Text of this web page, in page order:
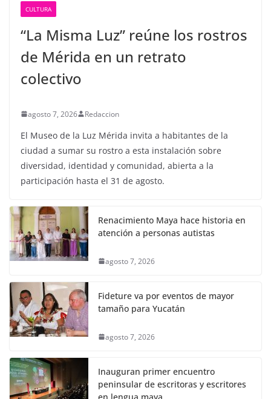
CULTURA
“La Misma Luz” reúne los rostros
de Mérida en un retrato
colectivo
agosto 7, 2026 Redaccion
El Museo de la Luz Mérida invita a habitantes de la
ciudad a sumar su rostro a esta instalación sobre
diversidad, identidad y comunidad, abierta a la
participación hasta el 31 de agosto.
Renacimiento Maya hace historia en
atención a personas autistas
agosto 7, 2026
Fideture va por eventos de mayor
tamaño para Yucatán
agosto 7, 2026
Inauguran primer encuentro
peninsular de escritoras y escritores
en lengua maya